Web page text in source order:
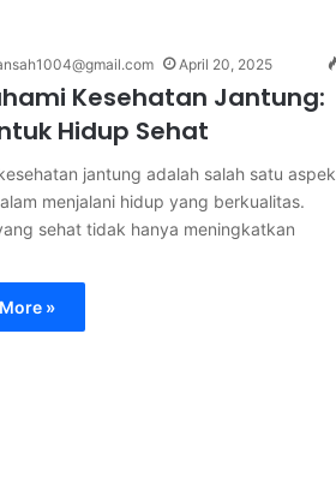
April 20, 2025
Kesehatan Jantung:
Hidup Sehat
jantung adalah salah satu aspek
menjalani hidup yang berkualitas.
sehat tidak hanya meningkatkan
»